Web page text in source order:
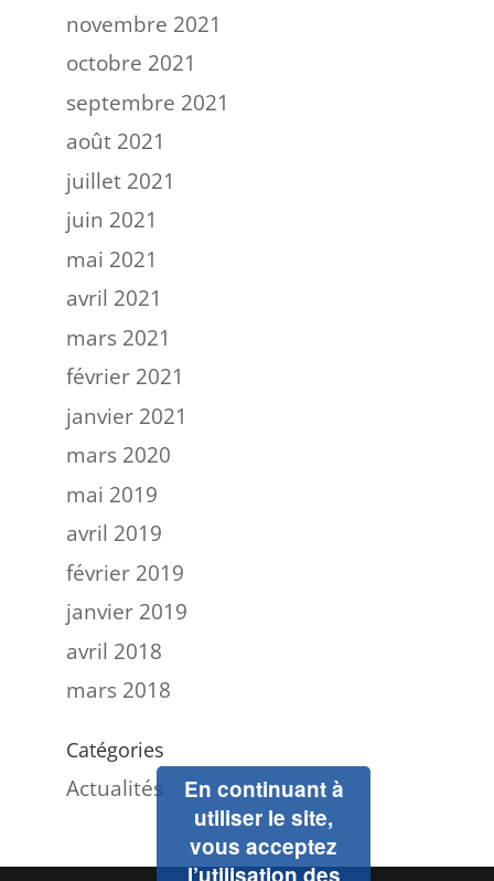
novembre 2021
octobre 2021
septembre 2021
août 2021
juillet 2021
juin 2021
mai 2021
avril 2021
mars 2021
février 2021
janvier 2021
mars 2020
mai 2019
avril 2019
février 2019
janvier 2019
avril 2018
mars 2018
Catégories
Actualités
En continuant à
utiliser le site,
vous acceptez
l’utilisation des